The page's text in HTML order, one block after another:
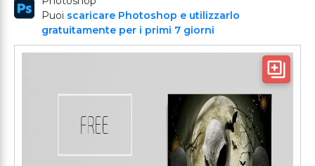
Puoi scaricare Photoshop e utilizzarlo
gratuitamente per i primi 7 giorni